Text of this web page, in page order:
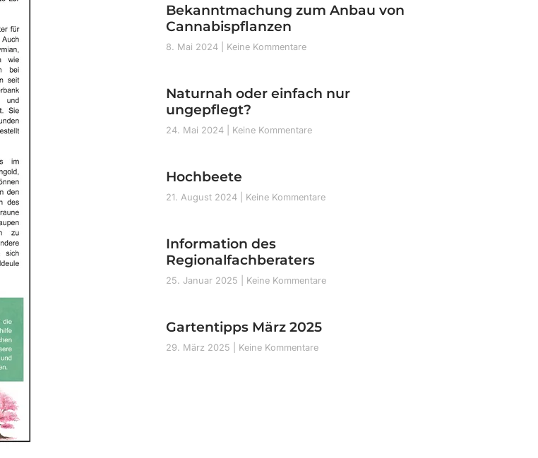
Bekanntmachung zum Anbau von
Cannabispflanzen
8. Mai 2024 Keine Kommentare
Naturnah oder einfach nur
ungepflegt?
24. Mai 2024 Keine Kommentare
Hochbeete
21. August 2024 Keine Kommentare
Information des
Regionalfachberaters
25. Januar 2025 Keine Kommentare
Gartentipps März 2025
29. März 2025 Keine Kommentare